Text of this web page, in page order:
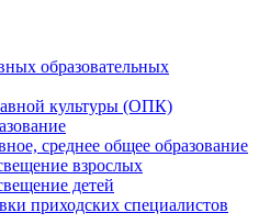
образовательных
культуры (ОПК)
среднее общее образование
взрослых
детей
приходских специалистов